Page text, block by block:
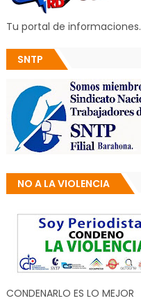
Tu portal de informaciones.
SNTP
NO A LA VIOLENCIA
CONDENARLO ES LO MEJOR